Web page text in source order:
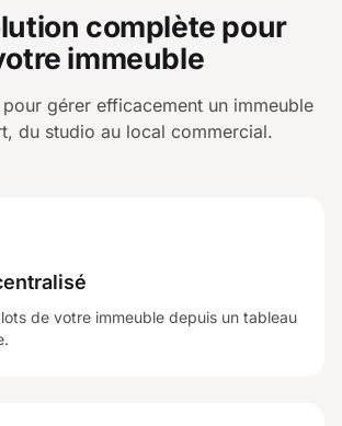
complète pour
immeuble
gérer efficacement un immeuble
du studio au local commercial.
de votre immeuble depuis un tableau